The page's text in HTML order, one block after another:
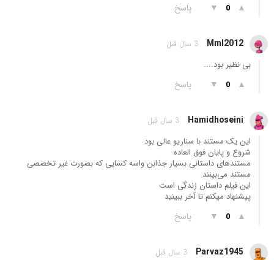
▲
0
▼ پاسخ
Mml2012 3 سال قبل
بی نظیر بود....
▲
0
▼ پاسخ
Hamidhoseini 3 سال قبل
این یک مستند با سناریو عالی بود
شروع و پایان فوق العاده
مستندهای داستانی بسیار جذابن واسه کسایی که بصورت غیر تخصصی
مستند می‌بینند
این فیلم داستان زندگی است
پیشنهاد میکنم تا آخر ببینید
▲
0
▼ پاسخ
Parvaz1945 3 سال قبل